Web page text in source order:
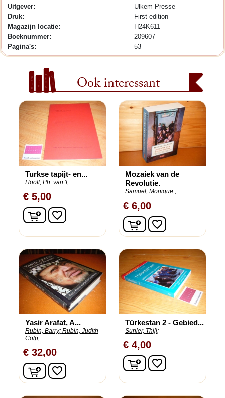
Uitgever:
Ulkem Presse
Druk:
First edition
Magazijn locatie:
H24K611
Boeknummer:
209607
Pagina's:
53
Ook interessant
Turkse tapijt- en...
Hooft, Ph. van 't;
€ 5,00
In winkelwagen
favorite_border
Mozaiek van de
Revolutie.
Samuel, Monique.;
€ 6,00
In winkelwagen
favorite_border
Yasir Arafat, A...
Rubin, Barry; Rubin, Judith
Colp;
€ 32,00
In winkelwagen
favorite_border
Türkestan 2 - Gebied...
Sunier, Thijl;
€ 4,00
In winkelwagen
favorite_border